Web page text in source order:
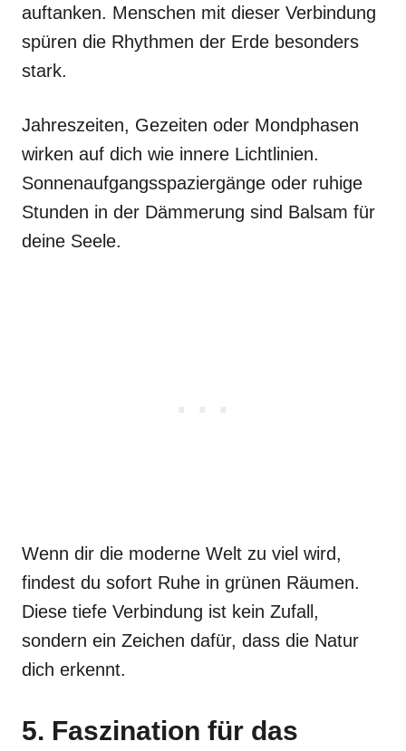
auftanken. Menschen mit dieser Verbindung
spüren die Rhythmen der Erde besonders
stark.
Jahreszeiten, Gezeiten oder Mondphasen
wirken auf dich wie innere Lichtlinien.
Sonnenaufgangsspaziergänge oder ruhige
Stunden in der Dämmerung sind Balsam für
deine Seele.
Wenn dir die moderne Welt zu viel wird,
findest du sofort Ruhe in grünen Räumen.
Diese tiefe Verbindung ist kein Zufall,
sondern ein Zeichen dafür, dass die Natur
dich erkennt.
5. Faszination für das